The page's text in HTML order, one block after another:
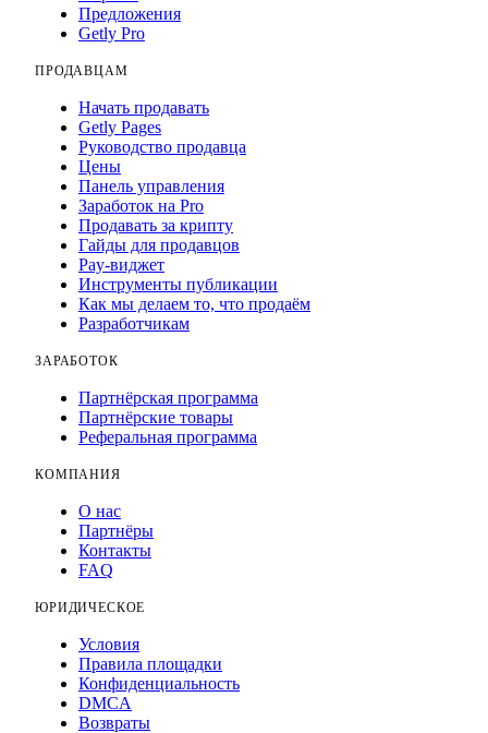
Предложения
Getly Pro
ПРОДАВЦАМ
Начать продавать
Getly Pages
Руководство продавца
Цены
Панель управления
Заработок на Pro
Продавать за крипту
Гайды для продавцов
Pay-виджет
Инструменты публикации
Как мы делаем то, что продаём
Разработчикам
ЗАРАБОТОК
Партнёрская программа
Партнёрские товары
Реферальная программа
КОМПАНИЯ
О нас
Партнёры
Контакты
FAQ
ЮРИДИЧЕСКОЕ
Условия
Правила площадки
Конфиденциальность
DMCA
Возвраты